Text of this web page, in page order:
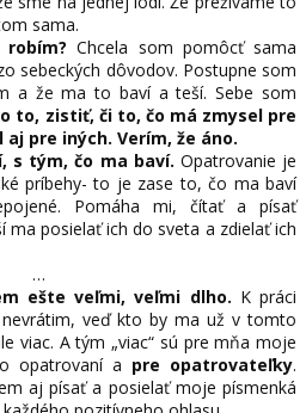
sama.
Chcela som pomôcť sama
sebeckých dôvodov. Postupne som
a že ma to baví a teší. Sebe som
to, zistiť, či to, čo má zmysel pre
pre iných. Verím, že áno.
s tým, čo ma baví. Opatrovanie je
príbehy- to je zase to, čo ma baví
Pomáha mi, čítať a písať
posielať ich do sveta a zdielať ich
…
ešte veľmi, veľmi dlho. K práci
veď kto by ma už v tomto
viac. A tým „viac“ sú pre mňa moje
opatrovaní a pre opatrovateľky.
aj písať a posielať moje písmenká